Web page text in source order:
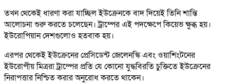
তখন থেকেই ধারণা করা যাচ্ছিল ইউক্রেনকে বাদ দিয়েই তিনি শান্তি
আলোচনা শুরু করতে চলেছেন। ট্রাম্পের এই পদক্ষেপে কিয়েভ ক্ষুব্ধ হয়।
ইউরোপিয়ান দেশগুলোও হতবাক হয়।
এরপর থেকেই ইউক্রেনের প্রেসিডেন্ট জেলেনস্কি এবং ওয়াশিংটনের
ইউরোপীয় মিত্ররা ট্রাম্পের প্রতি যে কোনো যুদ্ধবিরতি চুক্তিতে ইউক্রেনের
নিরাপত্তার নিশ্চিত করার অনুরোধ করতে থাকেন।